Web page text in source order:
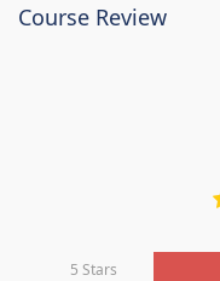
Course Review
5 Stars